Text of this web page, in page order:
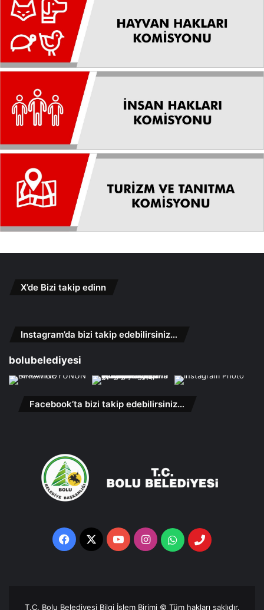
X’de Bizi takip edinn
Instagram’da bizi takip edebilirsiniz…
bolubelediyesi
Facebook’ta bizi takip edebilirsiniz…
Facebook
X YouTubeInstagramWhatsappTelefon
T.C. Bolu Belediyesi Bilgi İşlem Birimi © Tüm hakları saklıdır.